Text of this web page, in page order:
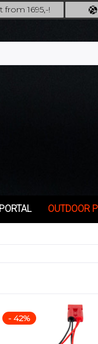
from 1695,-!
OUTDOOR
- 42%